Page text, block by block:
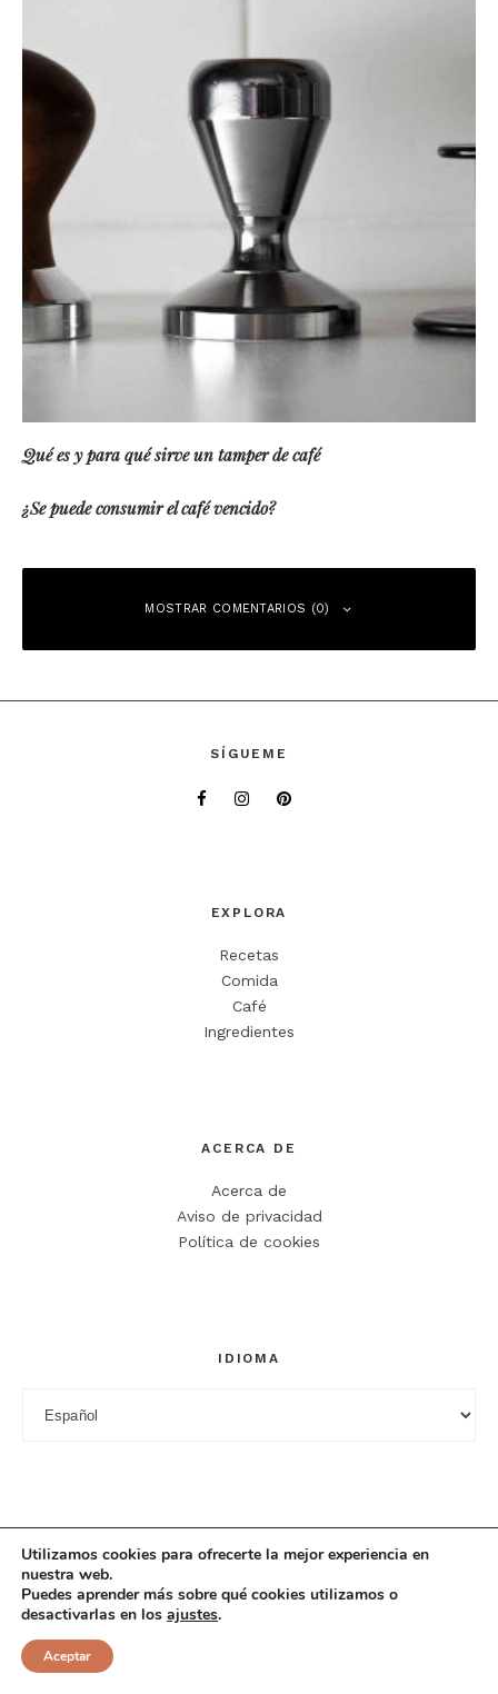
Qué es y para qué sirve un tamper de café
¿Se puede consumir el café vencido?
MOSTRAR COMENTARIOS (0)
SÍGUEME
EXPLORA
Recetas
Comida
Café
Ingredientes
ACERCA DE
Acerca de
Aviso de privacidad
Política de cookies
IDIOMA
© 2025 Cuciniana. All rights reserved.
Utilizamos cookies para ofrecerte la mejor experiencia en
nuestra web.
Puedes aprender más sobre qué cookies utilizamos o
desactivarlas en los ajustes.
Aceptar